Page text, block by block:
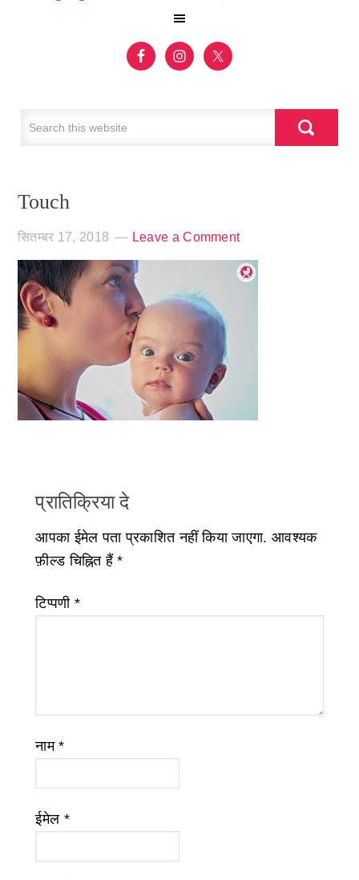
Touch
सितम्बर 17, 2018 Leave a Comment
प्रातिक्रिया दे
आपका ईमेल पता प्रकाशित नहीं किया जाएगा. आवश्यक
फ़ील्ड चिह्नित हैं*
टिप्पणी *
नाम*
ईमेल *